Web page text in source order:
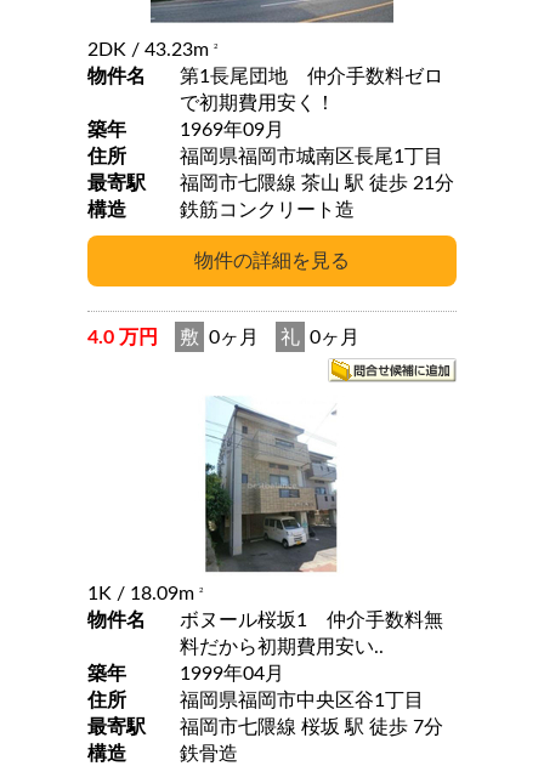
2DK / 43.23m 2
物件名
第1長尾団地 仲介手数料ゼロ
で初期費用安く！
築年
1969年09月
住所
福岡県福岡市城南区長尾1丁目
最寄駅
福岡市七隈線 茶山 駅 徒歩 21分
構造
鉄筋コンクリート造
4.0 万円 敷 0ヶ月 礼 0ヶ月
1K / 18.09m 2
物件名
ボヌール桜坂1 仲介手数料無
料だから初期費用安い..
築年
1999年04月
住所
福岡県福岡市中央区谷1丁目
最寄駅
福岡市七隈線 桜坂 駅 徒歩 7分
構造
鉄骨造